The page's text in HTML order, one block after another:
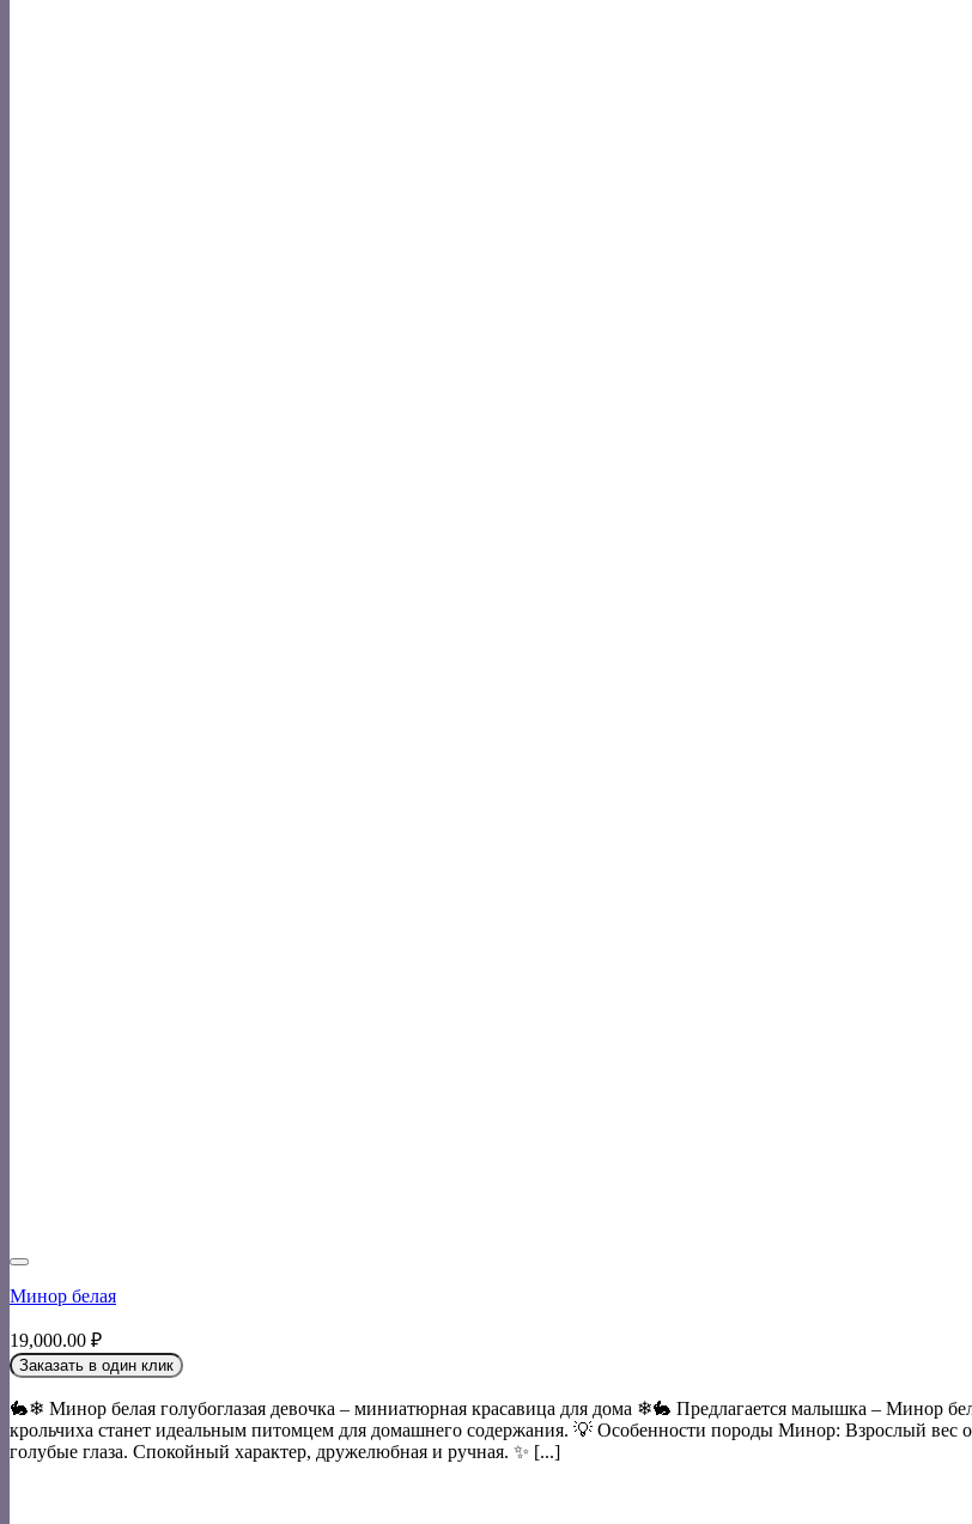
Минор белая
19,000.00 ₽
Заказать в один клик
🐇❄ Минор белая голубоглазая девочка – миниатюрная красавица для дома ❄🐇 Предлагается малышка – Минор
крольчиха станет идеальным питомцем для домашнего содержания. 💡 Особенности породы Минор: Взрослый вес
голубые глаза. Спокойный характер, дружелюбная и ручная. ✨ [...]